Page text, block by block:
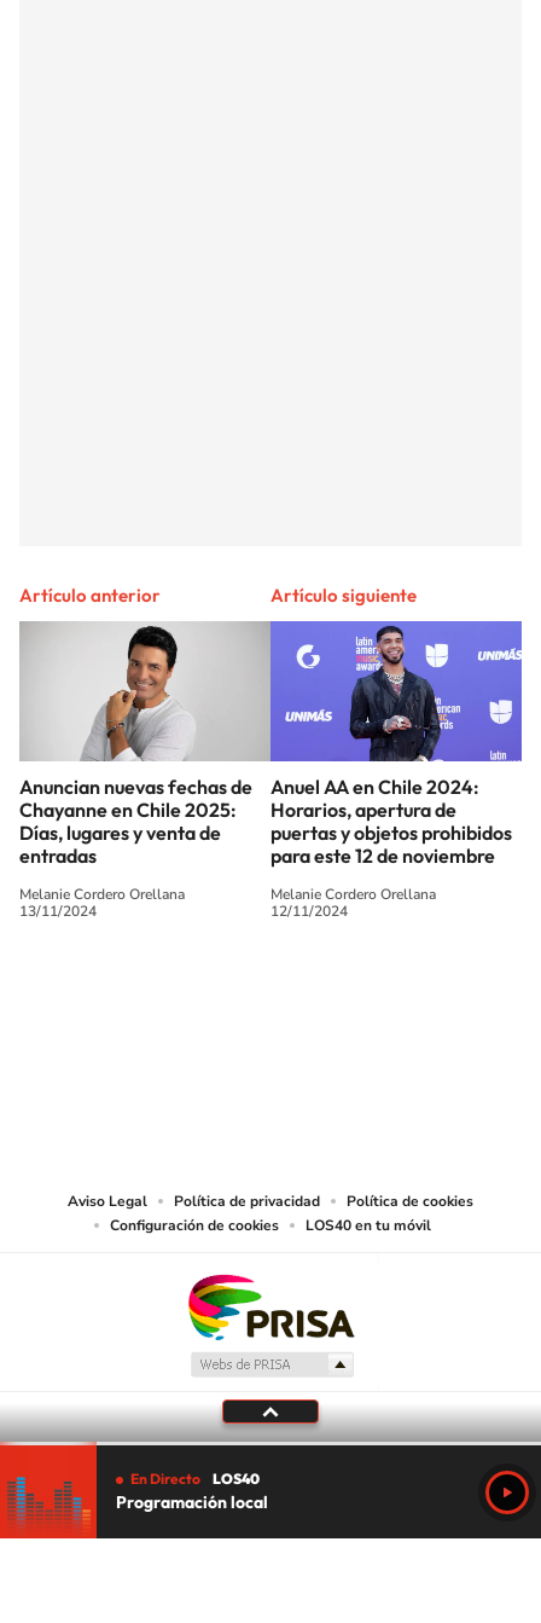
Artículo anterior
Anuncian nuevas fechas de
Chayanne en Chile 2025:
Días, lugares y venta de
entradas
Melanie Cordero Orellana
13/11/2024
Artículo siguiente
Anuel AA en Chile 2024:
Horarios, apertura de
puertas y objetos prohibidos
para este 12 de noviembre
Melanie Cordero Orellana
12/11/2024
Aviso Legal Política de privacidad
Política de cookies
Configuración de cookies
LOS40 en tu móvil
En Directo LOS40
Programación local